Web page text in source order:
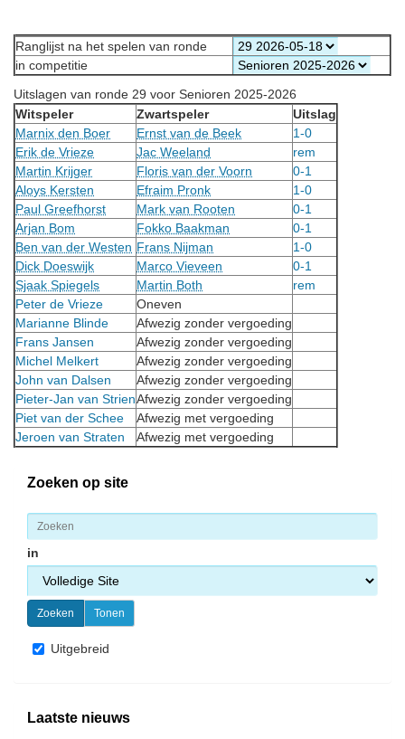
Ranglijst na het spelen van ronde
in competitie
Uitslagen van ronde 29 voor Senioren 2025-2026
Witspeler
Zwartspeler
Uitslag
Marnix den Boer
Ernst van de Beek
1-0
Erik de Vrieze
Jac Weeland
rem
Martin Krijger
Floris van der Voorn
0-1
Aloys Kersten
Efraim Pronk
1-0
Paul Greefhorst
Mark van Rooten
0-1
Arjan Bom
Fokko Baakman
0-1
Ben van der Westen Frans Nijman
1-0
Dick Doeswijk
Marco Vieveen
0-1
Sjaak Spiegels
Martin Both
rem
Peter de Vrieze
Oneven
Marianne Blinde
Afwezig zonder vergoeding
Frans Jansen
Afwezig zonder vergoeding
Michel Melkert
Afwezig zonder vergoeding
John van Dalsen
Afwezig zonder vergoeding
Pieter-Jan van StrienAfwezig zonder vergoeding
Piet van der Schee
Afwezig met vergoeding
Jeroen van Straten
Afwezig met vergoeding
Zoeken op site
in
Uitgebreid
Laatste nieuws